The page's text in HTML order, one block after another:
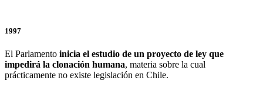
1997
El Parlamento inicia el estudio de un proyecto de ley que
impedirá la clonación humana, materia sobre la cual
prácticamente no existe legislación en Chile.